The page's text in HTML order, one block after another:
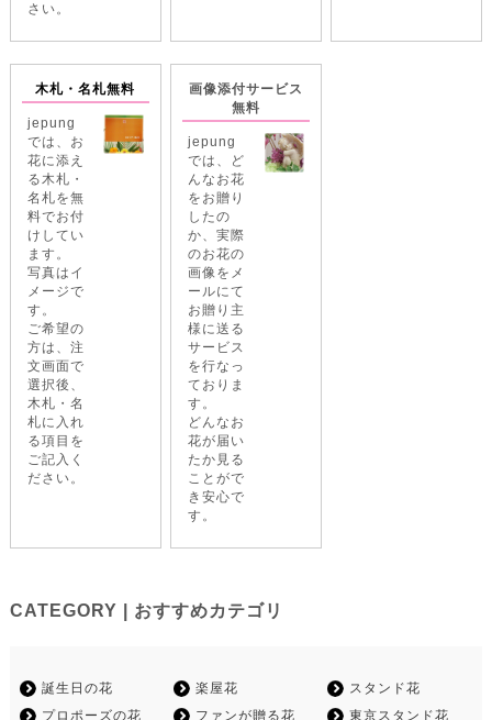
さい。
木札・名札無料
jepung
では、お
花に添え
る木札・
名札を無
料でお付
けしてい
ます。
写真はイ
メージで
す。
ご希望の
方は、注
文画面で
選択後、
木札・名
札に入れ
る項目を
ご記入く
ださい。
画像添付サービス
無料
jepung
では、ど
んなお花
をお贈り
したの
か、実際
のお花の
画像をメ
ールにて
お贈り主
様に送る
サービス
を行なっ
ておりま
す。
どんなお
花が届い
たか見る
ことがで
き安心で
す。
CATEGORY | おすすめカテゴリ
誕生日の花
プロポーズの花
楽屋花
ファンが贈る花
スタンド花
東京スタンド花